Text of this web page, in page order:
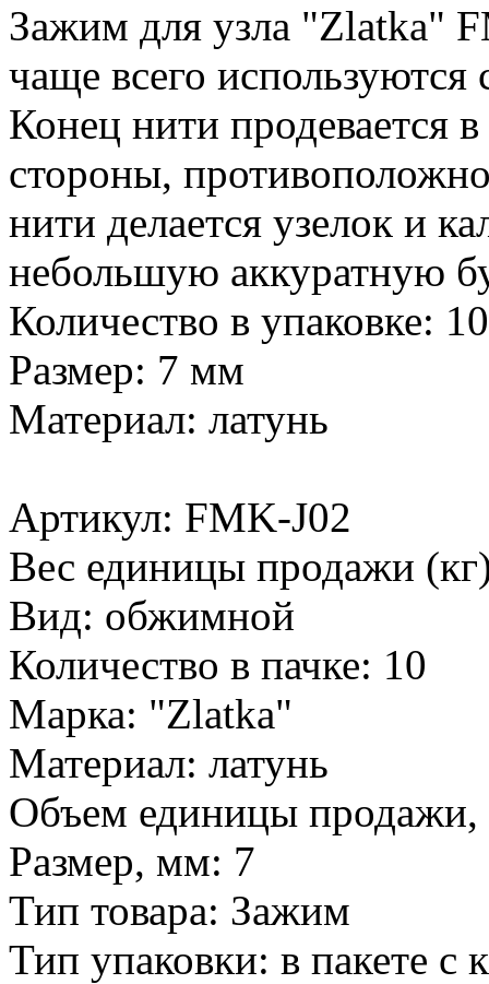
Зажим для узла "Zlatka"
чаще всего
Конец нити продевается в
стороны,
нити делается узелок и
небольшую аккуратную
Количество в упаковке:
Размер: 7 мм
Материал: латунь
Артикул: FMK-J02
Вес единицы продажи
Вид: обжимной
Количество в пачке: 10
Марка: "Zlatka"
Материал: латунь
Объем единицы продажи,
Размер, мм: 7
Тип товара: Зажим
Тип упаковки: в пакете с